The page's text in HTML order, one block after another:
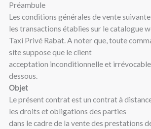
Préambule
Les conditions générales de vente
les transactions établies sur le catalogue
Taxi Privé Rabat. A noter que, toute
site suppose que le client
acceptation inconditionnelle et
dessous.
Objet
Le présent contrat est un contrat à
les droits et obligations des parties
dans le cadre de la vente des prestations